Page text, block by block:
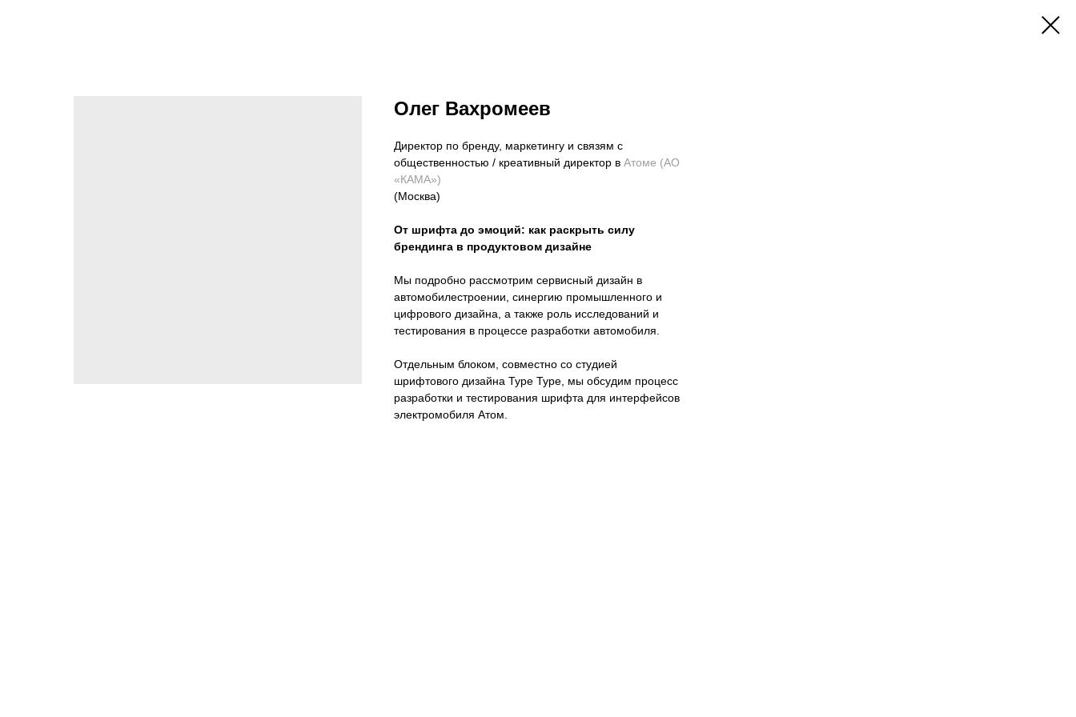
Олег Вахромеев
Директор по бренду, маркетингу и связям с
общественностью / креативный директор в Атоме (АО
«КАМА»)
(Москва)
От шрифта до эмоций: как раскрыть силу
брендинга в продуктовом дизайне
Мы подробно рассмотрим сервисный дизайн в
автомобилестроении, синергию промышленного и
цифрового дизайна, а также роль исследований и
тестирования в процессе разработки автомобиля.
Отдельным блоком, совместно со студией
шрифтового дизайна Туре Туре, мы обсудим процесс
разработки и тестирования шрифта для интерфейсов
электромобиля Атом.